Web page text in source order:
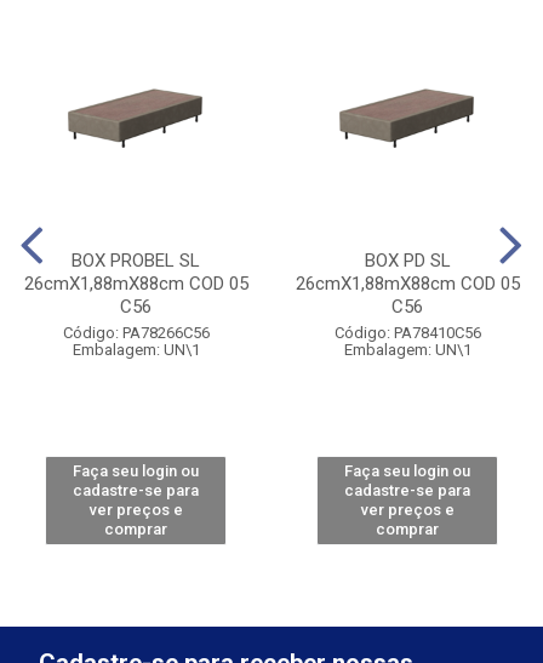
BOX PROBEL SL
26cmX1,88mX88cm COD 05
C56
Código: PA78266C56
Embalagem: UN\1
Faça seu login ou
cadastre-se para
ver preços e
comprar
BOX PD SL
26cmX1,88mX88cm COD 05
C56
Código: PA78410C56
Embalagem: UN\1
Faça seu login ou
cadastre-se para
ver preços e
comprar